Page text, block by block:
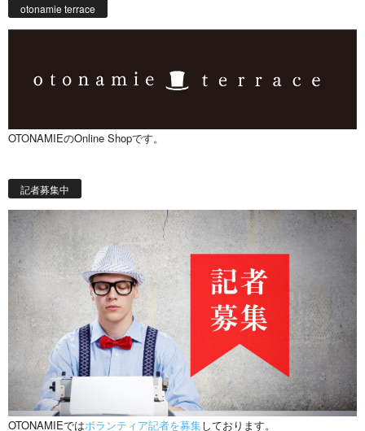
otonamie terrace
OTONAMIEのOnline Shopです。
記者募集中
OTONAMIEではボランティア記者を募集しております。